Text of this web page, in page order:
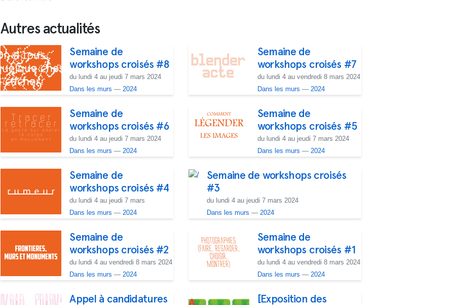
Autres actualités
Semaine de
workshops croisés #8
du lundi 4 au jeudi 7 mars 2024
Dans les murs —2024
Semaine de
workshops croisés #7
du lundi 4 au vendredi 8 mars 2024
Dans les murs —2024
Semaine de
workshops croisés #6
du lundi 4 au jeudi 7 mars 2024
Dans les murs —2024
Semaine de
workshops croisés #5
du lundi 4 au jeudi 7 mars 2024
Dans les murs —2024
Semaine de
workshops croisés #4
du lundi 4 au jeudi 7 mars
Dans les murs —2024
Semaine de workshops croisés
#3
du lundi 4 au jeudi 7 mars 2024
Dans les murs —2024
Semaine de
workshops croisés #2
du lundi 4 au vendredi 8 mars 2024
Dans les murs —2024
Semaine de
workshops croisés #1
du lundi 4 au vendredi 8 mars 2024
Dans les murs —2024
Appel à candidatures [Exposition des